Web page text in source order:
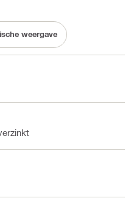
weergave